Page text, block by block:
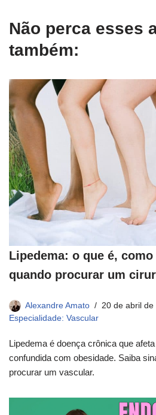
Não perca esses
também:
Lipedema: o que é,
quando procurar um
Alexandre Amato
20 de abril de
Especialidade: Vascular
Lipedema é doença crônica que
confundida com obesidade. Saiba
procurar um vascular.